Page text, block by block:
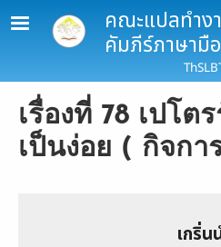
Skip to main content
คณะแปลทำง
คัมภีร์ภาษามื
เรื่องที่ 78 เปโ
เป็นง่อย ( กิจกา
เกริ่น